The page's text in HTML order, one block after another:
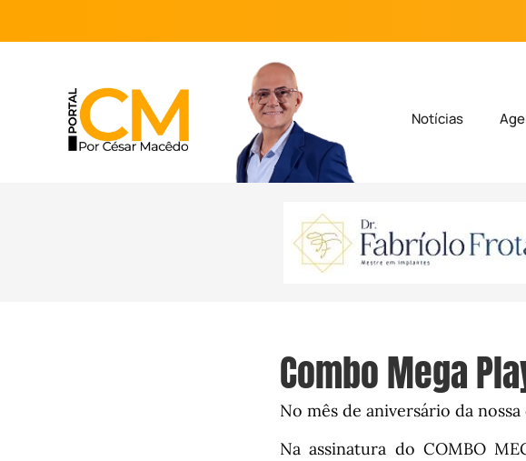
Notícias
Combo Mega
No mês de aniversário da
Na assinatura do COMBO